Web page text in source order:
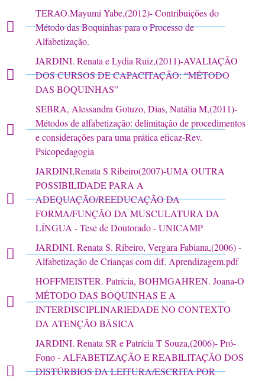
TERAO.Mayumi Yabe,(2012)- Contribuições do
Método das Boquinhas para o Processo de
Alfabetização.
JARDINI. Renata e Lydia Ruiz,(2011)-AVALIAÇÃO
DOS CURSOS DE CAPACITAÇÃO: “MÉTODO
DAS BOQUINHAS”
SEBRA, Alessandra Gotuzo, Dias, Natália M,(2011)-
Métodos de alfabetização: delimitação de procedimentos
e considerações para uma prática eficaz-Rev.
Psicopedagogia
JARDINI,Renata S Ribeiro(2007)-UMA OUTRA
POSSIBILIDADE PARA A
ADEQUAÇÃO/REEDUCAÇÃO DA
FORMA/FUNÇÃO DA MUSCULATURA DA
LÍNGUA - Tese de Doutorado - UNICAMP
JARDINI. Renata S. Ribeiro, Vergara Fabiana,(2006) -
Alfabetização de Crianças com dif. Aprendizagem.pdf
HOFFMEISTER. Patrícia, BOHMGAHREN. Joana-O
MÉTODO DAS BOQUINHAS E A
INTERDISCIPLINARIEDADE NO CONTEXTO
DA ATENÇÃO BÁSICA
JARDINI. Renata SR e Patrícia T Souza,(2006)- Pró-
Fono - ALFABETIZAÇÃO E REABILITAÇÃO DOS
DISTÚRBIOS DA LEITURA/ESCRITA POR